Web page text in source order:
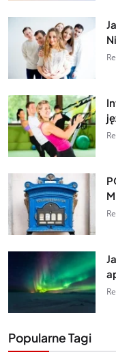
Popularne Tagi